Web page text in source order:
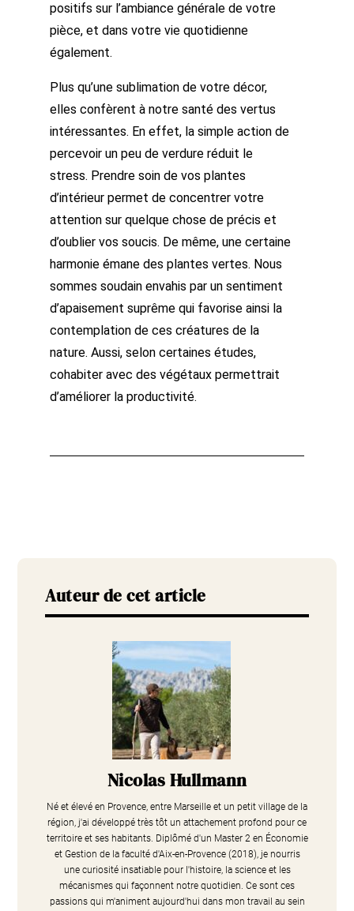
positifs sur l’ambiance générale de votre
pièce, et dans votre vie quotidienne
également.
Plus qu’une sublimation de votre décor,
elles confèrent à notre santé des vertus
intéressantes. En effet, la simple action de
percevoir un peu de verdure réduit le
stress. Prendre soin de vos plantes
d’intérieur permet de concentrer votre
attention sur quelque chose de précis et
d’oublier vos soucis. De même, une certaine
harmonie émane des plantes vertes. Nous
sommes soudain envahis par un sentiment
d’apaisement suprême qui favorise ainsi la
contemplation de ces créatures de la
nature. Aussi, selon certaines études,
cohabiter avec des végétaux permettrait
d’améliorer la productivité.
Auteur de cet article
Nicolas Hullmann
Né et élevé en Provence, entre Marseille et un petit village de la
région, j'ai développé très tôt un attachement profond pour ce
territoire et ses habitants. Diplômé d'un Master 2 en Économie
et Gestion de la faculté d'Aix-en-Provence (2018), je nourris
une curiosité insatiable pour l'histoire, la science et les
mécanismes qui façonnent notre quotidien. Ce sont ces
passions qui m'animent aujourd'hui dans mon travail au sein